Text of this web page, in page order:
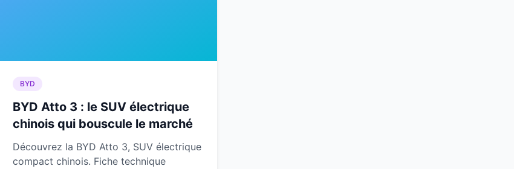
BYD
BYD Atto 3 : le SUV électrique
chinois qui bouscule le marché
Découvrez la BYD Atto 3, SUV électrique
compact chinois. Fiche technique